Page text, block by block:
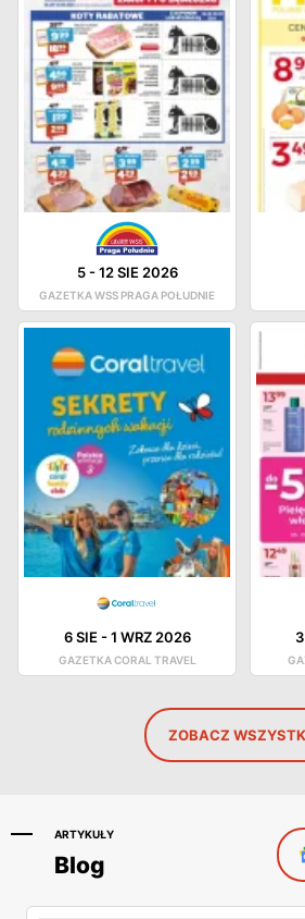
5-12 SIE 2026
GAZETKA WSS PRAGA POŁUDNIE
6 SIE -1 WRZ 2026
GAZETKA CORAL TRAVEL
ZOBACZ
ARTYKUŁY
Blog